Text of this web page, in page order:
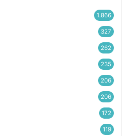
1.866
327
262
235
206
206
172
119